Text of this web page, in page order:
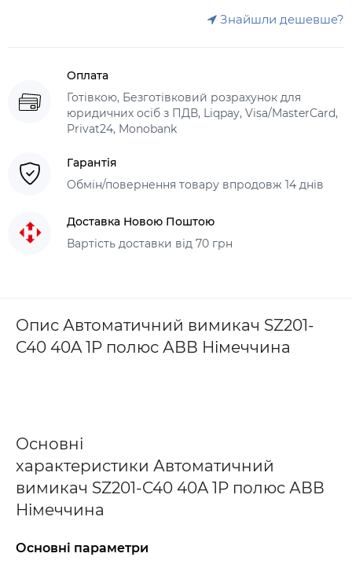
Знайшли дешевше?
Оплата
Готівкою, Безготівковий розрахунок для
юридичних осіб з ПДВ, Liqpay, Visa/MasterCard,
Privat24, Monobank
Гарантія
Обмін/повернення товару впродовж 14 днів
Доставка Новою Поштою
Вартість доставки від 70 грн
Опис Автоматичний вимикач SZ201-
C40 40A 1P полюс АВВ Німеччина
Основні
характеристики Автоматичний
вимикач SZ201-C40 40A 1P полюс АВВ
Німеччина
Основні параметри